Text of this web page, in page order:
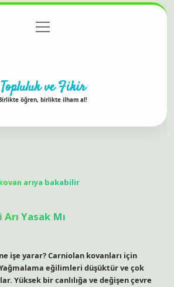
Gizlilik Politikası
menüyü
aç
Topluluk ve Fikir
öğren, birlikte ilham al!
arıya bakabilir
Yasak Mı
işe yarar? Carniolan kovanları için
eğilimleri düşüktür ve çok
Yüksek bir canlılığa ve değişen çevre